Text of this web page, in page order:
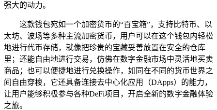
强大的动力。
这款钱包宛如一个加密货币的“百宝箱”，支持比特币、以
太坊、波场等多种主流加密货币，用户可以在这个钱包内轻松
地进行代币存储，就像把珍贵的宝藏妥善放置在安全的仓库
里；还能自由地进行交易，仿佛在数字金融市场中灵活地买卖
商品；也可以便捷地进行兑换操作，如同在不同的货币世界之
间自由穿梭，它还具备连接去中心化应用（DApps）的能力，
让用户能够积极参与各种DeFi项目，开启全新的数字金融体验
之旅。